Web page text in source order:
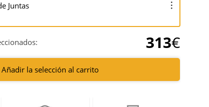
Juntas
313€
Añadir la selección al carrito